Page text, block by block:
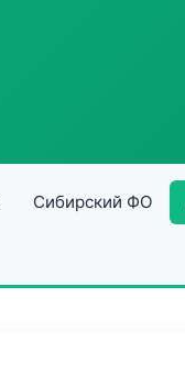
Сибирский ФО